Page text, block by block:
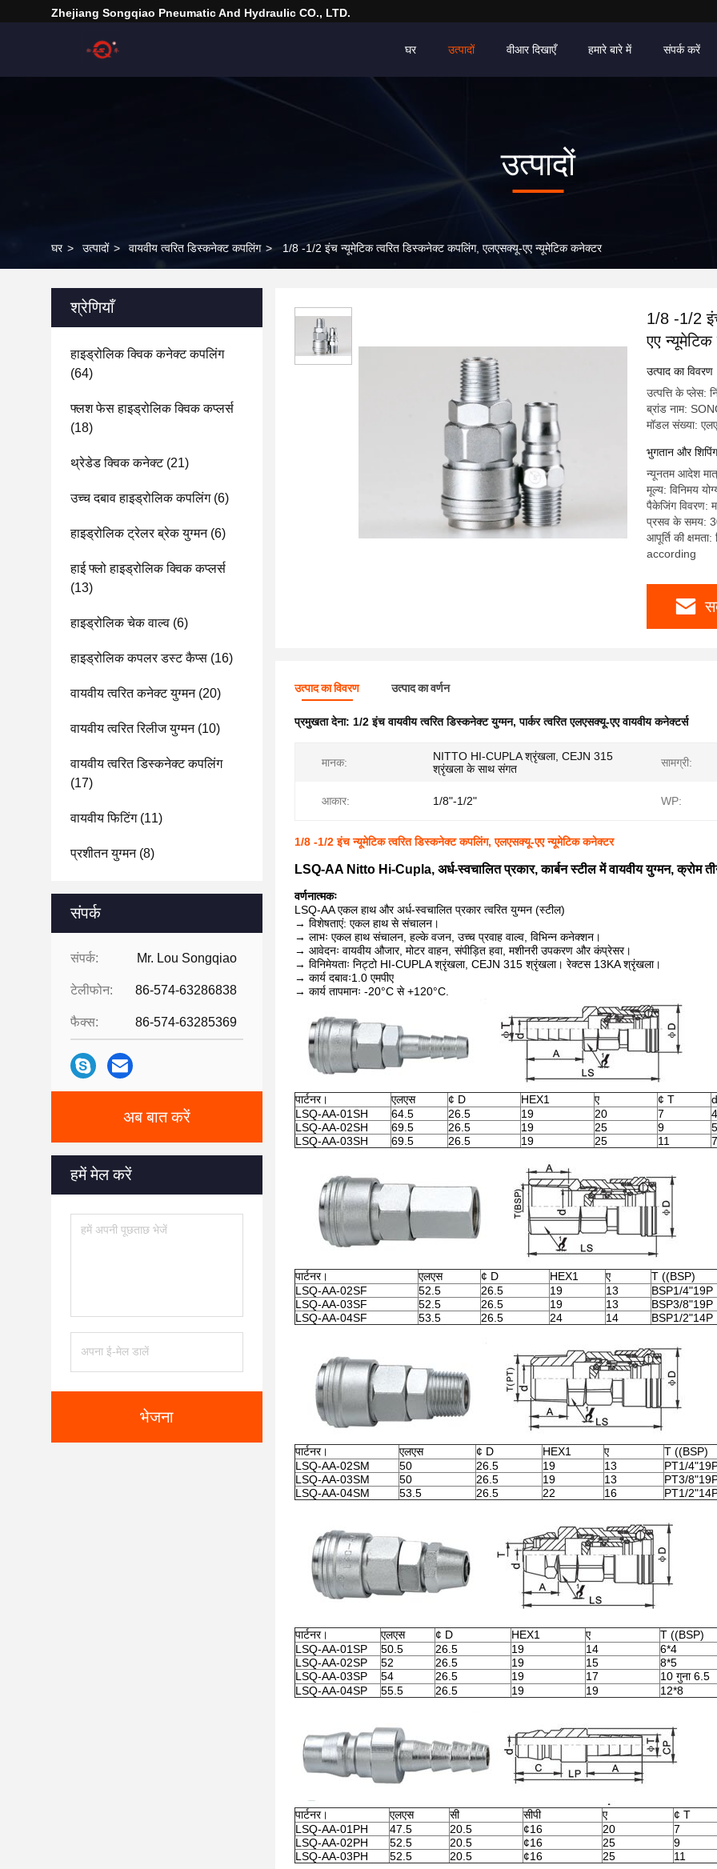
Zhejiang Songqiao Pneumatic And Hydraulic CO., LTD.
घर उत्पादों वीआर दिखाएँ हमारे बारे में संपर्क करें
उत्पादों
घर > उत्पादों > वायवीय त्वरित डिस्कनेक्ट कपलिंग > 1/8 -1/2 इंच न्यूमेटिक त्वरित डिस्कनेक्ट कपलिंग, एलएसक्यू-एए न्यूमेटिक कनेक्टर
श्रेणियाँ
हाइड्रोलिक क्विक कनेक्ट कपलिंग
(64)
फ्लश फेस हाइड्रोलिक क्विक कप्लर्स
(18)
थ्रेडेड क्विक कनेक्ट(21)
उच्च दबाव हाइड्रोलिक कपलिंग(6)
हाइड्रोलिक ट्रेलर ब्रेक युग्मन(6)
हाई फ्लो हाइड्रोलिक क्विक कप्लर्स
(13)
हाइड्रोलिक चेक वाल्व (6)
हाइड्रोलिक कपलर डस्ट कैप्स (16)
वायवीय त्वरित कनेक्ट युग्मन(20)
वायवीय त्वरित रिलीज युग्मन(10)
वायवीय त्वरित डिस्कनेक्ट कपलिंग
(17)
वायवीय फिटिंग(11)
प्रशीतन युग्मन(8)
संपर्क
संपर्क: Mr. Lou Songqiao
टेलीफोन: 86-574-63286838
फैक्स: 86-574-63285369
अब बात करें
हमें मेल करें
भेजना
1/8 -1/2
एए
उत्पाद का विवरण
उत्पत्ति के प्लेस:
ब्रांड नाम:
मॉडल संख्या:
भुगतान और
न्यूनतम आदेश
मूल्य: विनिमय
पैकेजिंग विवरण:
प्रसव के समय:
आपूर्ति की
according
उत्पाद का विवरण उत्पाद का वर्णन
प्रमुखता देना: 1/2 इंच वायवीय त्वरित डिस्कनेक्ट युग्मन,पार्कर त्वरित एलएसक्यू-एए वायवीय कनेक्टर्स
मानक:
NITTO HI-CUPLA श्रृंखला, CEJN 315
श्रृंखला के साथ संगत
सामग्री:
आकार: 1/8"-1/2" WP:
1/8 -1/2 इंच न्यूमेटिक त्वरित डिस्कनेक्ट कपलिंग, एलएसक्यू-एए न्यूमेटिक कनेक्टर
LSQ-AA Nitto Hi-Cupla, अर्ध-स्वचालित प्रकार, कार्बन स्टील में वायवीय युग्मन, क्रोम
वर्णनात्मकः
LSQ-AA एकल हाथ और अर्ध-स्वचालित प्रकार त्वरित युग्मन (स्टील)
→ विशेषताएं: एकल हाथ से संचालन।
→ लाभः एकल हाथ संचालन, हल्के वजन, उच्च प्रवाह वाल्व, विभिन्न कनेक्शन।
→ आवेदनः वायवीय औजार, मोटर वाहन, संपीड़ित हवा, मशीनरी उपकरण और कंप्रेसर।
→ विनिमेयताः निट्टो HI-CUPLA श्रृंखला, CEJN 315 श्रृंखला। रेक्टस 13KA श्रृंखला।
→ कार्य दबावः1.0 एमपीए
→ कार्य तापमानः -20°C से +120°C.
पार्टनर। एलएस ¢ D HEX1 ए ¢ T
d
LSQ-AA-01SH
64.5 26.5 19 20 7
4
LSQ-AA-02SH
69.5 26.5 19 25 9
5
LSQ-AA-03SH
69.5 26.5 19 25 11 7
पार्टनर। एलएस ¢ D HEX1 ए T ((BSP)
LSQ-AA-02SF
52.5 26.5 19 13 BSP1/4"19P
LSQ-AA-03SF
52.5 26.5 19 13 BSP3/8"19P
LSQ-AA-04SF
53.5 26.5 24 14 BSP1/2"14P
पार्टनर। एलएस ¢ D HEX1 ए T ((BSP)
LSQ-AA-02SM
50 26.5 19 13 PT1/
LSQ-AA-03SM
50 26.5 19 13 PT3/
LSQ-AA-04SM
53.5 26.5 22 16 PT1/
पार्टनर। एलएस ¢ D HEX1 ए T ((BSP)
LSQ-AA-01SP
50.5 26.5 19 14 6*4
LSQ-AA-02SP
52 26.5 19 15 8*5
LSQ-AA-03SP
54 26.5 19 17 10 गुना 6.5
LSQ-AA-04SP
55.5 26.5 19 19 12*8
पार्टनर। एलएस सी सीपी ए ¢ T
LSQ-AA-01PH
47.5 20.5 ¢16 20 7
LSQ-AA-02PH
52.5 20.5 ¢16 25 9
LSQ-AA-03PH
52.5 20.5 ¢16 25 11